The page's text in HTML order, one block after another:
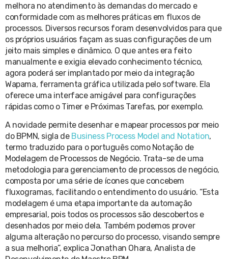
melhora no atendimento às demandas do mercado e
conformidade com as melhores práticas em fluxos de
processos. Diversos recursos foram desenvolvidos para que
os próprios usuários façam as suas configurações de um
jeito mais simples e dinâmico. O que antes era feito
manualmente e exigia elevado conhecimento técnico,
agora poderá ser implantado por meio da integração
Wapama, ferramenta gráfica utilizada pelo software. Ela
oferece uma interface amigável para configurações
rápidas como o Timer e Próximas Tarefas, por exemplo.
A novidade permite desenhar e mapear processos por meio
do BPMN, sigla de Business Process Model and Notation,
termo traduzido para o português como Notação de
Modelagem de Processos de Negócio. Trata-se de uma
metodologia para gerenciamento de processos de negócio,
composta por uma série de ícones que concebem
fluxogramas, facilitando o entendimento do usuário. “Esta
modelagem é uma etapa importante da automação
empresarial, pois todos os processos são descobertos e
desenhados por meio dela. Também podemos prover
alguma alteração no percurso do processo, visando sempre
a sua melhoria”, explica Jonathan Ohara, Analista de